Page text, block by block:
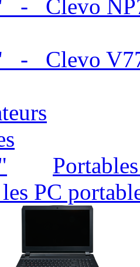
- Clevo
- Clevo
PC